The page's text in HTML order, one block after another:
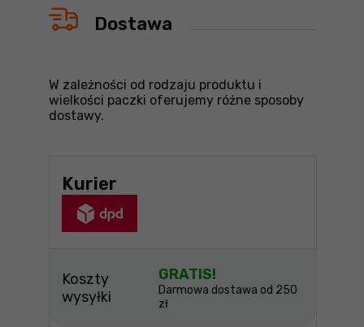
Dostawa
W zależności od rodzaju produktu i
wielkości paczki oferujemy różne sposoby
dostawy.
Kurier
Koszty
wysyłki
GRATIS!
Darmowa dostawa od 250
zł